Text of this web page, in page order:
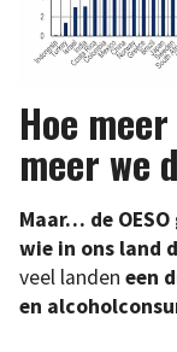
Hoe
meer we
Maar… de
wie in ons land
veel landen een
en